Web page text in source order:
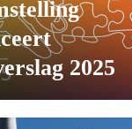
2025